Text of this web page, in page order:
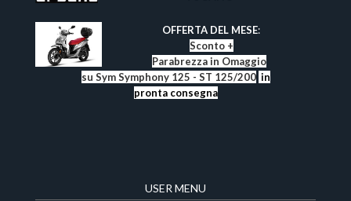
OFFERTA DEL MESE:
Sconto +
Parabrezza in Omaggio
su Sym Symphony 125 - ST 125/200 in
pronta consegna
USER MENU